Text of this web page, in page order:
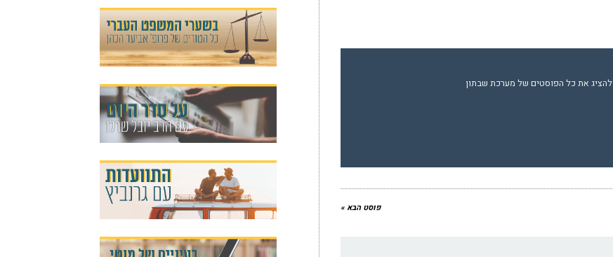
להציג את כל הפוסטים של מערכת שבתון
פוסט הבא »